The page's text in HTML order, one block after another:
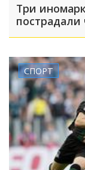
Три
пострадали
СПОРТ